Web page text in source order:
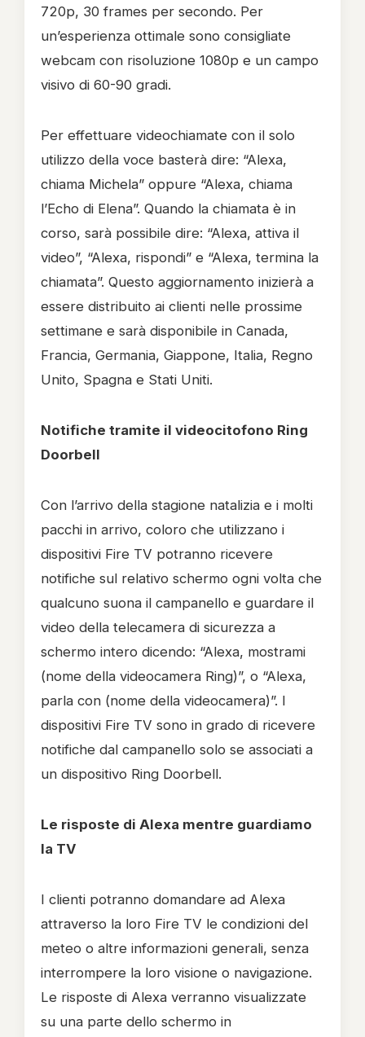
720p, 30 frames per secondo. Per
un’esperienza ottimale sono consigliate
webcam con risoluzione 1080p e un campo
visivo di 60-90 gradi.
Per effettuare videochiamate con il solo
utilizzo della voce basterà dire: “Alexa,
chiama Michela” oppure “Alexa, chiama
l’Echo di Elena”. Quando la chiamata è in
corso, sarà possibile dire: “Alexa, attiva il
video”, “Alexa, rispondi” e “Alexa, termina la
chiamata”. Questo aggiornamento inizierà a
essere distribuito ai clienti nelle prossime
settimane e sarà disponibile in Canada,
Francia, Germania, Giappone, Italia, Regno
Unito, Spagna e Stati Uniti.
Notifiche tramite il videocitofono Ring
Doorbell
Con l’arrivo della stagione natalizia e i molti
pacchi in arrivo, coloro che utilizzano i
dispositivi Fire TV potranno ricevere
notifiche sul relativo schermo ogni volta che
qualcuno suona il campanello e guardare il
video della telecamera di sicurezza a
schermo intero dicendo: “Alexa, mostrami
(nome della videocamera Ring)”, o “Alexa,
parla con (nome della videocamera)”. I
dispositivi Fire TV sono in grado di ricevere
notifiche dal campanello solo se associati a
un dispositivo Ring Doorbell.
Le risposte di Alexa mentre guardiamo
la TV
I clienti potranno domandare ad Alexa
attraverso la loro Fire TV le condizioni del
meteo o altre informazioni generali, senza
interrompere la loro visione o navigazione.
Le risposte di Alexa verranno visualizzate
su una parte dello schermo in